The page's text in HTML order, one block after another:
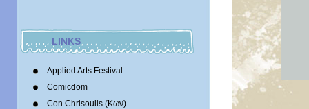
LINKS
Applied Arts Festival
Comicdom
Con Chrisoulis (Κων)